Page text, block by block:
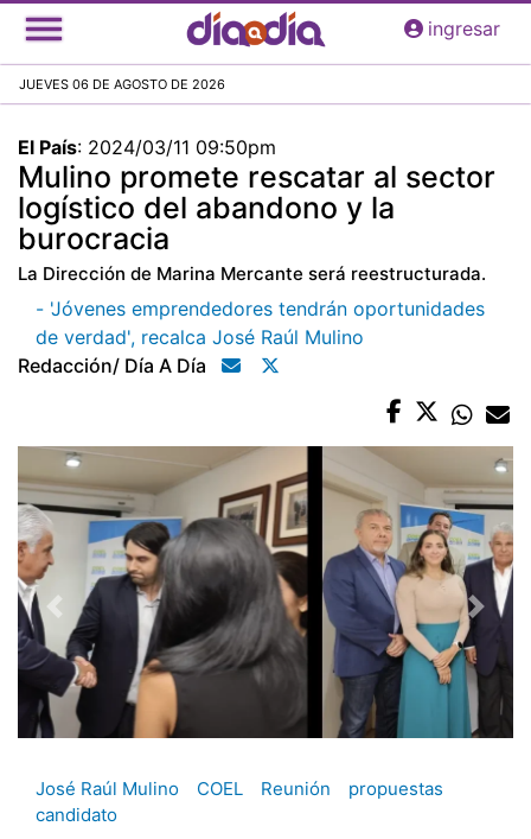
Pasar
al
principal
ingresar
JUEVES 06 DE AGOSTO DE 2026
El País: 2024/03/11 09:50pm
Mulino promete rescatar al sector
logístico del abandono y la
burocracia
La Dirección de Marina Mercante será reestructurada.
- 'Jóvenes emprendedores tendrán oportunidades
de verdad', recalca José Raúl Mulino
Redacción/ Día A Día
José Raúl Mulino COEL Reunión
propuestas
candidato